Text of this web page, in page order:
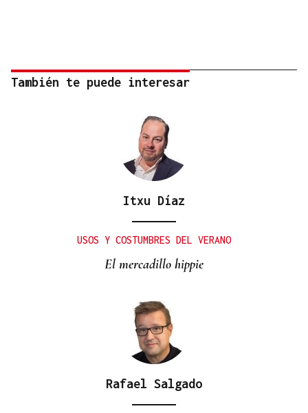
También te puede interesar
Itxu Díaz
USOS Y COSTUMBRES DEL VERANO
El mercadillo hippie
Rafael Salgado